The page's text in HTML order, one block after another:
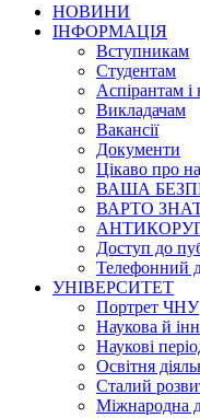
НОВИНИ
ІНФОРМАЦІЯ
Вступникам
Студентам
Аспірантам і
Викладачам
Вакансії
Документи
Цікаво про
ВАША
ВАРТО
Доступ до
Телефонний
УНІВЕРСИТЕТ
Портрет ЧНУ
Наукова й
Наукові
Освітня
Сталий
Міжнародна